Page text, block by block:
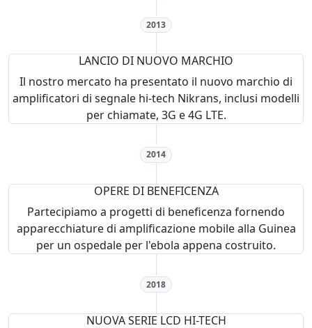
2013
LANCIO DI NUOVO MARCHIO
Il nostro mercato ha presentato il nuovo marchio di
amplificatori di segnale hi-tech Nikrans, inclusi modelli
per chiamate, 3G e 4G LTE.
2014
OPERE DI BENEFICENZA
Partecipiamo a progetti di beneficenza fornendo
apparecchiature di amplificazione mobile alla Guinea
per un ospedale per l'ebola appena costruito.
2018
NUOVA SERIE LCD HI-TECH